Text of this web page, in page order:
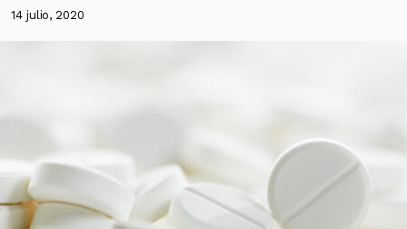
14 julio, 2020